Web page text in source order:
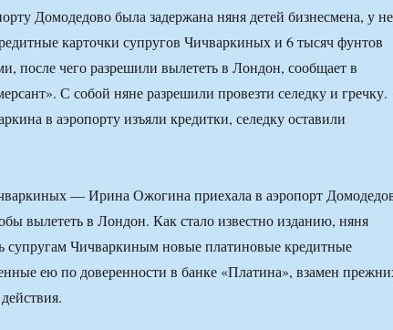
Домодедово была задержана няня детей бизнесмена, у
карточки супругов Чичваркиных и 6 тысяч фунтов
после чего разрешили вылететь в Лондон, сообщает в
С собой няне разрешили провезти селедку и гречку.
— Ирина Ожогина приехала в аэропорт
вылететь в Лондон. Как стало известно изданию, няня
супругам Чичваркиным новые платиновые кредитные
ею по доверенности в банке «Платина», взамен